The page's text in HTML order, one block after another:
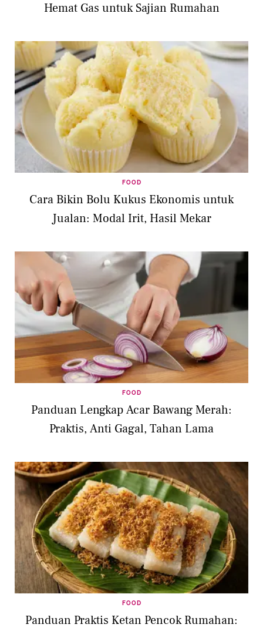
Hemat Gas untuk Sajian Rumahan
FOOD
Cara Bikin Bolu Kukus Ekonomis untuk
Jualan: Modal Irit, Hasil Mekar
FOOD
Panduan Lengkap Acar Bawang Merah:
Praktis, Anti Gagal, Tahan Lama
FOOD
Panduan Praktis Ketan Pencok Rumahan: